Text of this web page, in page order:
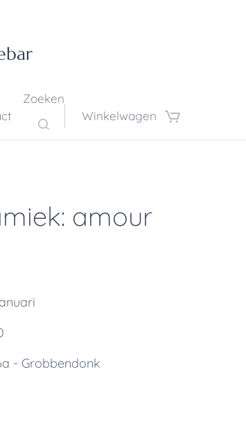
Zoeken
Winkelwagen
amour
- Grobbendonk